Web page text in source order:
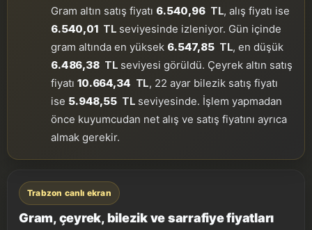
Gram altın satış fiyatı 6.540,96 TL, alış fiyatı ise
6.540,01 TL seviyesinde izleniyor. Gün içinde
gram altında en yüksek 6.547,85 TL, en düşük
6.486,38 TL seviyesi görüldü. Çeyrek altın satış
fiyatı 10.664,34 TL, 22 ayar bilezik satış fiyatı
ise 5.948,55 TL seviyesinde. İşlem yapmadan
önce kuyumcudan net alış ve satış fiyatını ayrıca
almak gerekir.
Trabzon canlı ekran
Gram, çeyrek, bilezik ve sarrafiye fiyatları